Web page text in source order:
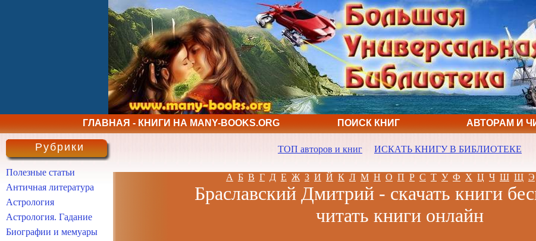
ГЛАВНАЯ - КНИГИ НА MANY-BOOKS.ORG ПОИСК КНИГ АВТОРАМ И
ТОП авторов и книг ИСКАТЬ КНИГУ В БИБЛИОТЕКЕ
А Б В Г Д Е Ж З И Й К Л М Н О П Р С Т У Ф Х Ц Ч Ш Щ Э
Браславский Дмитрий - скачать книги
читать книги онлайн
Рубрики
Полезные статьи
Античная литература
Астрология
Астрология. Гадание
Биографии и мемуары